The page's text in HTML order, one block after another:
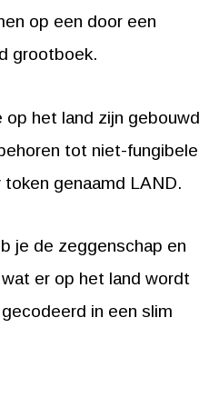
op een door een
grootboek.
het land zijn gebouwd
tot niet-fungibele
genaamd LAND.
je de zeggenschap en
er op het land wordt
in een slim